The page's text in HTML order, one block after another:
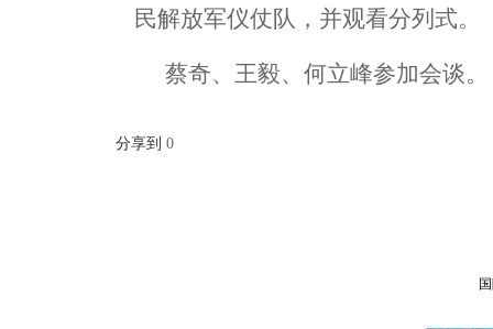
民解放军仪仗队，并观看分列式。
蔡奇、王毅、何立峰参加会谈。
分享到 0